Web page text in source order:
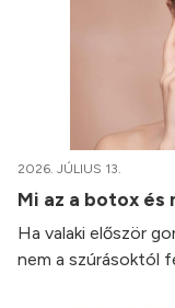
2026. JÚLIUS 13.
Mi az a botox
Ha valaki először
nem a szúrásoktól